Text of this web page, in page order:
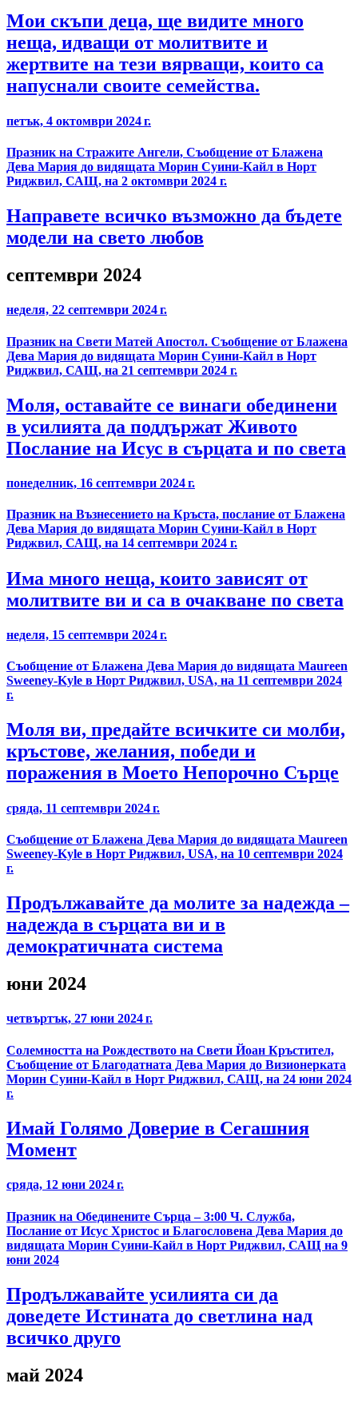
Мои скъпи деца, ще видите много
неща, идващи от молитвите и
жертвите на тези вярващи, които са
напуснали своите семейства.
петък, 4 октомври 2024 г.
Празник на Стражите Ангели, Съобщение от Блажена
Дева Мария до видящата Морин Суини-Кайл в Норт
Риджвил, САЩ, на 2 октомври 2024 г.
Направете всичко възможно да бъдете
модели на свето любов
септември 2024
неделя, 22 септември 2024 г.
Празник на Свети Матей Апостол. Съобщение от Блажена
Дева Мария до видящата Морин Суини-Кайл в Норт
Риджвил, САЩ, на 21 септември 2024 г.
Моля, оставайте се винаги обединени
в усилията да поддържат Живото
Послание на Исус в сърцата и по света
понеделник, 16 септември 2024 г.
Празник на Възнесението на Кръста, послание от Блажена
Дева Мария до видящата Морин Суини-Кайл в Норт
Риджвил, САЩ, на 14 септември 2024 г.
Има много неща, които зависят от
молитвите ви и са в очакване по света
неделя, 15 септември 2024 г.
Съобщение от Блажена Дева Мария до видящата Maureen
Sweeney-Kyle в Норт Риджвил, USA, на 11 септември 2024
г.
Моля ви, предайте всичките си молби,
кръстове, желания, победи и
поражения в Моето Непорочно Сърце
сряда, 11 септември 2024 г.
Съобщение от Блажена Дева Мария до видящата Maureen
Sweeney-Kyle в Норт Риджвил, USA, на 10 септември 2024
г.
Продължавайте да молите за надежда –
надежда в сърцата ви и в
демократичната система
юни 2024
четвъртък, 27 юни 2024 г.
Солемността на Рождеството на Свети Йоан Кръстител,
Съобщение от Благодатната Дева Мария до Визионерката
Морин Суини-Кайл в Норт Риджвил, САЩ, на 24 юни 2024
г.
Имай Голямо Доверие в Сегашния
Момент
сряда, 12 юни 2024 г.
Празник на Обединените Сърца – 3:00 Ч. Служба,
Послание от Исус Христос и Благословена Дева Мария до
видящата Морин Суини-Кайл в Норт Риджвил, САЩ на 9
юни 2024
Продължавайте усилията си да
доведете Истината до светлина над
всичко друго
май 2024